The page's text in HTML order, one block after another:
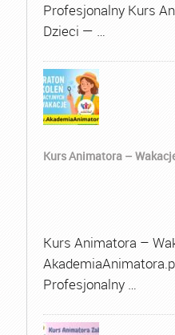
Profesjonalny Kurs
Dzieci — …
Kurs Animatora –
Kurs Animatora –
Profesjonalny …